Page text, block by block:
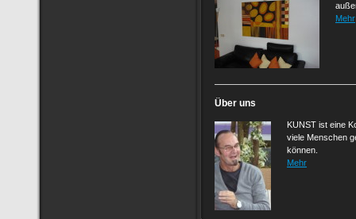
Mehr
Über uns
KUNST ist eine
viele Menschen
können.
Mehr